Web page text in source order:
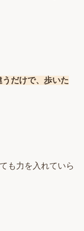
だけで、歩いた
も力を入れていら